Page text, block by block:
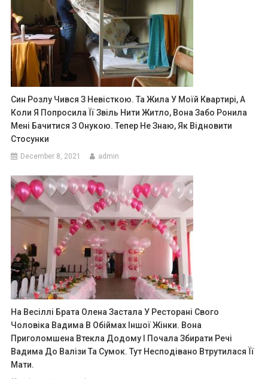
Син Розлу Чився З Невісткою. Та Жила У Моїй Квартирі, А
Коли Я Попросила Її Звіль Нити Житло, Вона Забо Ронила
Мені Бачитися З Онукою. Тепер Не Знаю, Як Відновити
Стосунки
December 8, 2021 admin
На Весіллі Брата Олена Застала У Ресторані Свого
Чоловіка Вадима В Обіймах Іншої Жінки. Вона
Приголомшена Втекла Додому І Почала Збирати Речі
Вадима До Валізи Та Сумок. Тут Несподівано Втрутилася Її
Мати.